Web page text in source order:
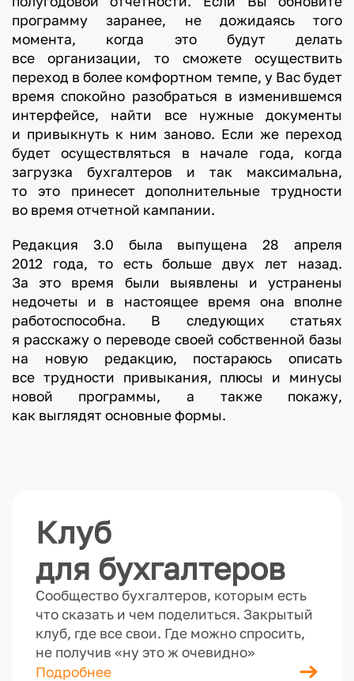
программу заранее, не дожидаясь того
момента, когда это будут делать
все организации, то сможете осуществить
переход в более комфортном темпе, у Вас будет
время спокойно разобраться в изменившемся
интерфейсе, найти все нужные документы
и привыкнуть к ним заново. Если же переход
будет осуществляться в начале года, когда
загрузка бухгалтеров и так максимальна,
то это принесет дополнительные трудности
во время отчетной кампании.
Редакция 3.0 была выпущена 28 апреля
2012 года, то есть больше двух лет назад.
За это время были выявлены и устранены
недочеты и в настоящее время она вполне
работоспособна. В следующих статьях
я расскажу о переводе своей собственной базы
на новую редакцию, постараюсь описать
все трудности привыкания, плюсы и минусы
новой программы, а также покажу,
как выглядят основные формы.
Клуб
для бухгалтеров
Сообщество бухгалтеров, которым есть
что сказать и чем поделиться. Закрытый
клуб, где все свои. Где можно спросить,
не получив «ну это ж очевидно»
Подробнее